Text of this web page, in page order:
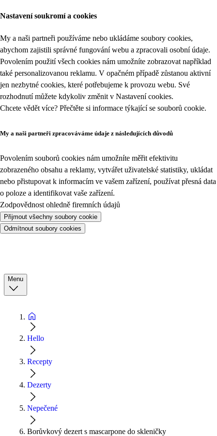
Nastavení soukromí a cookies
My a naši partneři používáme nebo ukládáme soubory cookies,
abychom zajistili správné fungování webu a zpracovali osobní údaje.
Povolením použití všech cookies nám umožníte zobrazovat například
také personalizovanou reklamu. V opačném případě zůstanou aktivní
jen nezbytné cookies, které potřebujeme k provozu webu. Své
rozhodnutí můžete kdykoliv změnit v Nastavení cookies.
Chcete vědět více? Přečtěte si informace týkající se souborů cookie.
My a naši partneři zpracováváme údaje z následujících důvodů
Povolením souborů cookies nám umožníte měřit efektivitu
zobrazeného obsahu a reklamy, vytvářet uživatelské statistiky, ukládat
nebo přistupovat k informacím ve vašem zařízení, používat přesná data
o poloze a identifikovat vaše zařízení.
Zodpovědnost ohledně firemních údajů
Přijmout všechny soubory cookie
Odmítnout soubory cookies
Menu
Hello
Recepty
Dezerty
Nepečené
Borůvkový dezert s mascarpone do skleničky